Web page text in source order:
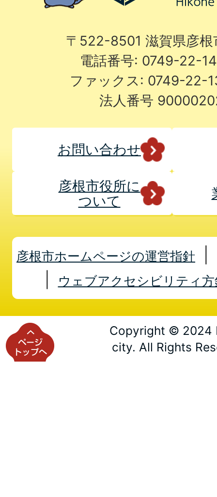
〒522-8501 滋賀県彦
電話番号: 0749-22-
ファックス: 0749-22-
法人番号
お問い合わせ
彦根市役所に
ついて
彦根市ホームページの運営指針
ウェブアクセシビリティ方
Copyright © 2024
city. All Rights